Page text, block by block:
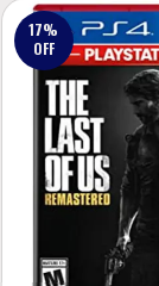
17%
OFF